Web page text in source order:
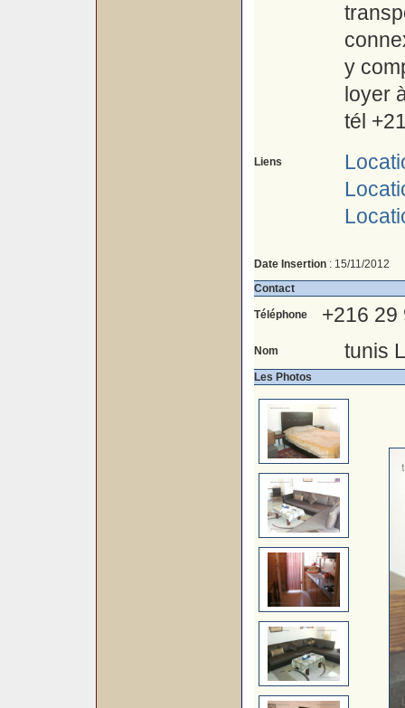
y
loyer
tél
Liens
Date Insertion: 15/11/2012
Contact
Téléphone +216 29
Nom tunis
Les Photos